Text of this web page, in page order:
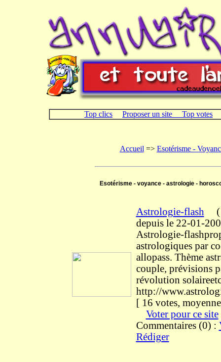
Top clics Proposer un site Top votes
Accueil => Esotérisme -
Esotérisme - voyance - astrologie -
Astrologie-flash (
depuis le 22-01-
Astrologie-
astrologiques par
allopass. Thème
couple, prévisions
révolution
http://
[ 16 votes,
Voter pour ce site
Commentaires (0) :
Rédiger